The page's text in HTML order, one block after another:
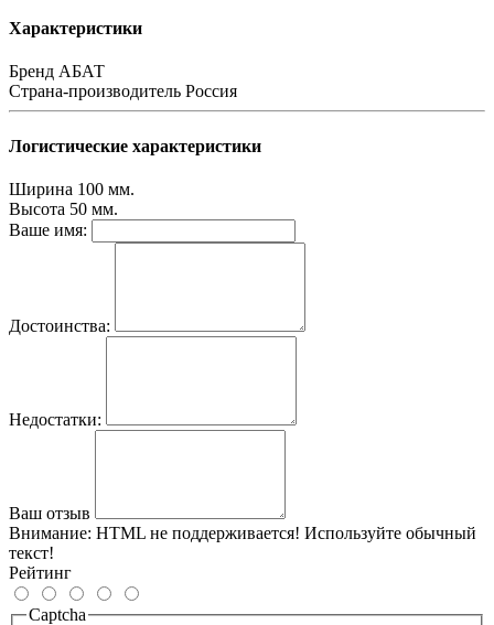
Характеристики
Бренд АБАТ
Страна-производитель Россия
Логистические характеристики
Ширина 100 мм.
Высота 50 мм.
Ваше имя:
Достоинства:
Недостатки:
Ваш отзыв
Внимание: HTML не поддерживается! Используйте обычный
текст!
Рейтинг
Captcha